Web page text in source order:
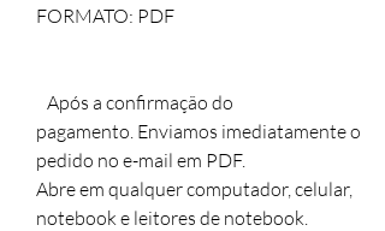
FORMATO: PDF
Após a confirmação do
pagamento. Enviamos imediatamente o
pedido no e-mail em PDF.
Abre em qualquer computador, celular,
notebook e leitores de notebook.